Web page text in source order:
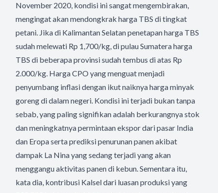
November 2020, kondisi ini sangat mengembirakan,
mengingat akan mendongkrak harga TBS di tingkat
petani. Jika di Kalimantan Selatan penetapan harga TBS
sudah melewati Rp 1,700/kg, di pulau Sumatera harga
TBS di beberapa provinsi sudah tembus di atas Rp
2.000/kg. Harga CPO yang menguat menjadi
penyumbang inflasi dengan ikut naiknya harga minyak
goreng di dalam negeri. Kondisi ini terjadi bukan tanpa
sebab, yang paling signifikan adalah berkurangnya stok
dan meningkatnya permintaan ekspor dari pasar India
dan Eropa serta prediksi penurunan panen akibat
dampak La Nina yang sedang terjadi yang akan
menggangu aktivitas panen di kebun. Sementara itu,
kata dia, kontribusi Kalsel dari luasan produksi yang